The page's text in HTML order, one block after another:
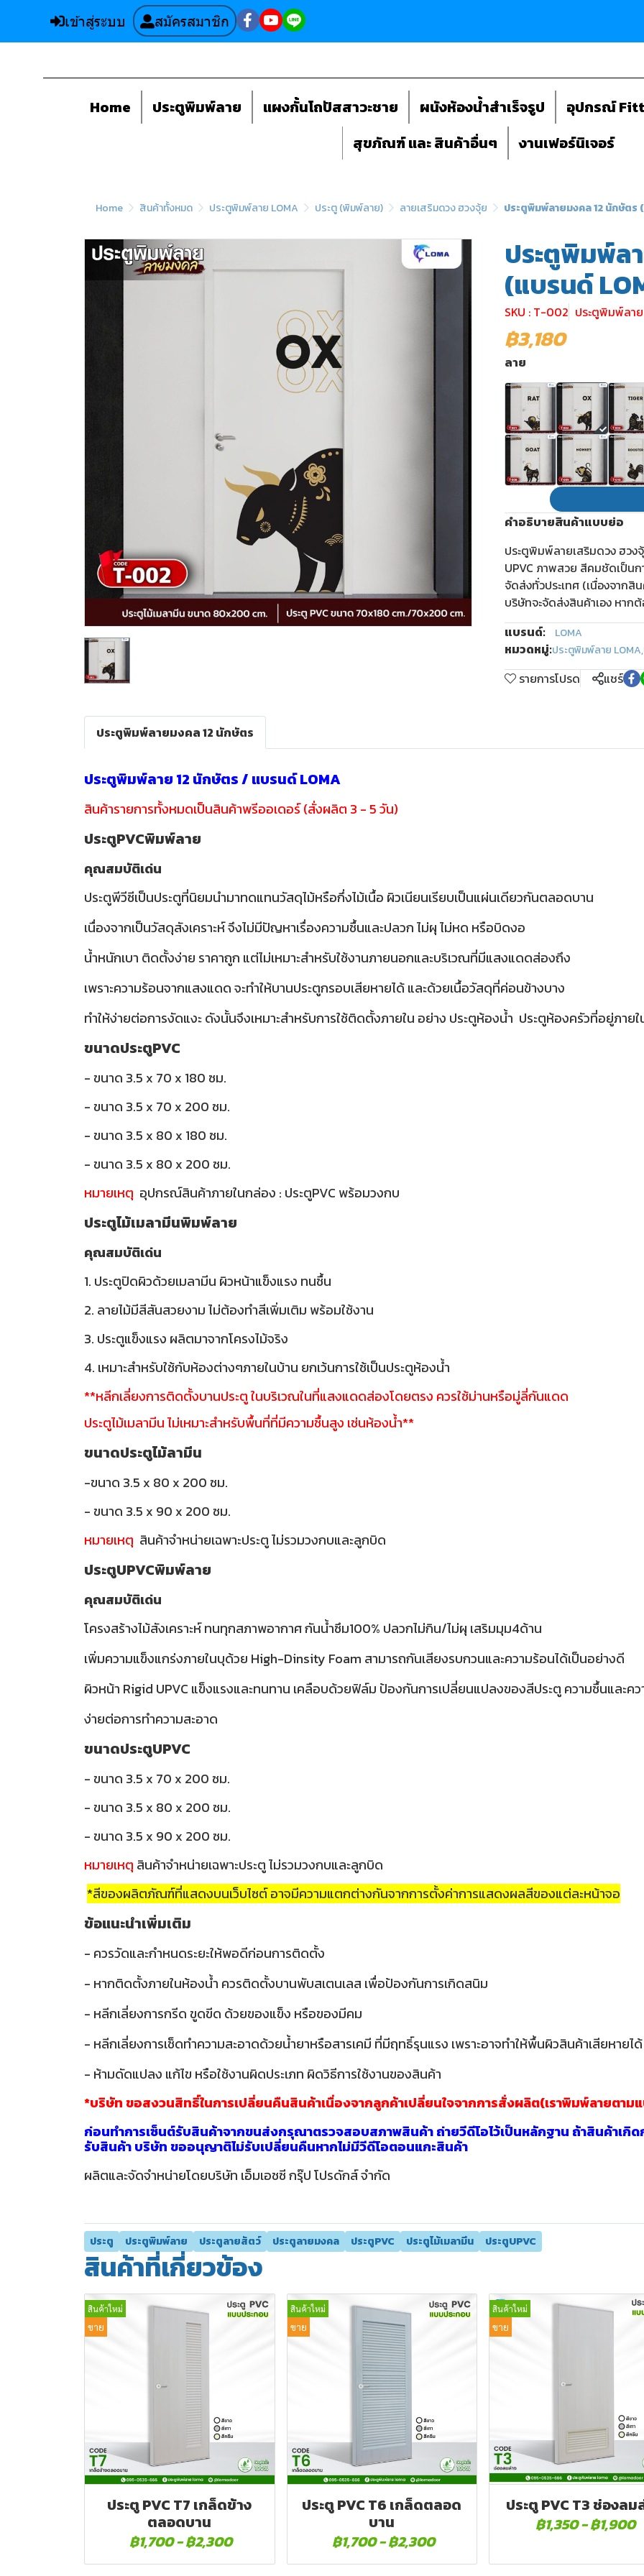
เข้าสู่ระบบ สมัครสมาชิก
Home ประตูพิมพ์ลาย แผงกั้นโถปัสสาวะชาย ผนังห้องน้ำสำเร็จรูป อุปกรณ์
สุขภัณฑ์ และ สินค้าอื่นๆ
งานเฟอร์นิเจอร์
Home สินค้าทั้งหมด ประตูพิมพ์ลาย LOMA ประตู (พิมพ์ลาย) ลายเสริมดวง ฮวงจุ้ย ประตูพิมพ์ลายมงคล 12 นักษัตร
ประตูพิมพ์ล
(แบรนด์
SKU : T-002 ประตูพิมพ์ลา
฿3,180
ลาย
คำอธิบายสินค้าแบบย่อ
ประตูพิมพ์ลายเสริมดวง ฮวง
UPVC ภาพสวย สีคมชัดเป็น
จัดส่งทั่วประเทศ (เนื่องจาก
บริษัทจะจัดส่งสินค้าเอง หาก
แบรนด์:
LOMA
หมวดหมู่:ประตูพิมพ์ลาย LOMA,
รายการโปรด แชร์
ประตูพิมพ์ลายมงคล 12 นักษัตร
ประตูพิมพ์ลาย 12 นักษัตร / แบรนด์ LOMA
สินค้ารายการทั้งหมดเป็นสินค้าพรีออเดอร์ (สั่งผลิต 3 - 5 วัน)
ประตูPVCพิมพ์ลาย
คุณสมบัติเด่น
ประตูพีวีซีเป็นประตูที่นิยมนำมาทดแทนวัสดุไม้หรือกึ่งไม้เนื้อ ผิวเนียนเรียบเป็นแผ่นเดียวกันตลอดบาน
เนื่องจากเป็นวัสดุสังเคราะห์ จึงไม่มีปัญหาเรื่องความชื้นและปลวก ไม่ผุ ไม่หด หรือบิดงอ
น้ำหนักเบา ติดตั้งง่าย ราคาถูก แต่ไม่เหมาะสำหรับใช้งานภายนอกและบริเวณที่มีแสงแดดส่องถึง
เพราะความร้อนจากแสงแดด จะทำให้บานประตูกรอบเสียหายได้ และด้วยเนื้อวัสดุที่ค่อนข้างบาง
ทำให้ง่ายต่อการงัดแงะ ดังนั้นจึงเหมาะสำหรับการใช้ติดตั้งภายใน อย่าง ประตูห้องน้ำ ประตูห้องครัวที่อยู่ภายใ
ขนาดประตูPVC
- ขนาด 3.5 x 70 x 180 ซม.
- ขนาด 3.5 x 70 x 200 ซม.
- ขนาด 3.5 x 80 x 180 ซม.
- ขนาด 3.5 x 80 x 200 ซม.
หมายเหตุ อุปกรณ์สินค้าภายในกล่อง : ประตูPVC พร้อมวงกบ
ประตูไม้เมลามีนพิมพ์ลาย
คุณสมบัติเด่น
1. ประตูปิดผิวด้วยเมลามีน ผิวหน้าแข็งแรง ทนชื้น
2. ลายไม้มีสีสันสวยงาม ไม่ต้องทำสีเพิ่มเติม พร้อมใช้งาน
3. ประตูแข็งแรง ผลิตมาจากโครงไม้จริง
4. เหมาะสำหรับใช้กับห้องต่างๆภายในบ้าน ยกเว้นการใช้เป็นประตูห้องน้ำ
**หลีกเลี่ยงการติดตั้งบานประตู ในบริเวณในที่แสงแดดส่องโดยตรง ควรใช้ม่านหรือมู่ลี่กันแดด
ประตูไม้เมลามีน ไม่เหมาะสำหรับพื้นที่ที่มีความชื้นสูง เช่นห้องน้ำ**
ขนาดประตูไม้ลามีน
-ขนาด 3.5 x 80 x 200 ซม.
- ขนาด 3.5 x 90 x 200 ซม.
หมายเหตุ สินค้าจำหน่ายเฉพาะประตู ไม่รวมวงกบและลูกบิด
ประตูUPVCพิมพ์ลาย
คุณสมบัติเด่น
โครงสร้างไม้สังเคราะห์ ทนทุกสภาพอากาศ กันน้ำซึม100% ปลวกไม่กิน/ไม่ผุ เสริมมุม4ด้าน
เพิ่มความแข็งแกร่งภายในบุด้วย High-Dinsity Foam สามารถกันเสียงรบกวนและความร้อนได้เป็นอย่างดี
ผิวหน้า Rigid UPVC แข็งแรงและทนทาน เคลือบด้วยฟิล์ม ป้องกันการเปลี่ยนแปลงของสีประตู ความชื้นและค
ง่ายต่อการทำความสะอาด
ขนาดประตูUPVC
- ขนาด 3.5 x 70 x 200 ซม.
- ขนาด 3.5 x 80 x 200 ซม.
- ขนาด 3.5 x 90 x 200 ซม.
หมายเหตุ สินค้าจำหน่ายเฉพาะประตู ไม่รวมวงกบและลูกบิด
*สีของผลิตภัณฑ์ที่แสดงบนเว็บไซต์ อาจมีความแตกต่างกันจากการตั้งค่าการแสดงผลสีของแต่ละหน้าจอ
ข้อแนะนำเพิ่มเติม
- ควรวัดและกำหนดระยะให้พอดีก่อนการติดตั้ง
- หากติดตั้งภายในห้องน้ำ ควรติดตั้งบานพับสเตนเลส เพื่อป้องกันการเกิดสนิม
- หลีกเลี่ยงการกรีด ขูดขีด ด้วยของแข็ง หรือของมีคม
- หลีกเลี่ยงการเช็ดทำความสะอาดด้วยน้ำยาหรือสารเคมี ที่มีฤทธิ์รุนแรง เพราะอาจทำให้พื้นผิวสินค้าเสียหายได้
- ห้ามดัดแปลง แก้ไข หรือใช้งานผิดประเภท ผิดวิธีการใช้งานของสินค้า
*บริษัท ขอสงวนสิทธิ์ในการเปลี่ยนคืนสินค้าเนื่องจากลูกค้าเปลี่ยนใจจากการสั่งผลิต(เราพิมพ์ลายตาม
ก่อนทำการเซ็นต์รับสินค้าจากขนส่งกรุณาตรวจสอบสภาพสินค้า ถ่ายวีดีโอไว้เป็นหลักฐาน ถ้าสินค้าเกิ
รับสินค้า บริษัท ขออนุญาติไม่รับเปลี่ยนคืนหากไม่มีวีดีโอตอนแกะสินค้า
ผลิตและจัดจำหน่ายโดยบริษัท เอ็มเอชซี กรุ๊ป โปรดักส์ จำกัด
ประตู ประตูพิมพ์ลาย ประตูลายสัตว์ ประตูลายมงคล ประตูPVC ประตูไม้เมลามีน ประตูUPVC
สินค้าที่เกี่ยวข้อง
สินค้าใหม่
ขาย
ประตู PVC T7 เกล็ดข้าง
ตลอดบาน
฿1,700-฿2,300
สินค้าใหม่
ขาย
ประตู PVC T6 เกล็ดตลอด
บาน
฿1,700-฿2,300
สินค้าใหม่
ขาย
ประตู PVC T3 ช่องลม
฿1,350-฿1,900